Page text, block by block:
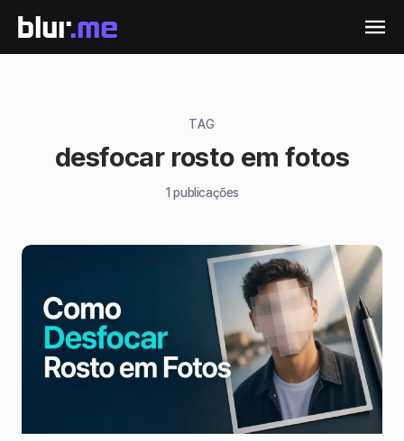
TAG
desfocar rosto em fotos
1 publicações